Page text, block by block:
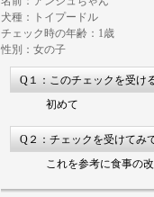
犬種：トイプードル
チェック時の年齢：1歳
性別：女の子
Q１：このチェックを受け
初めて
Q２：チェックを受けてみ
これを参考に食事の